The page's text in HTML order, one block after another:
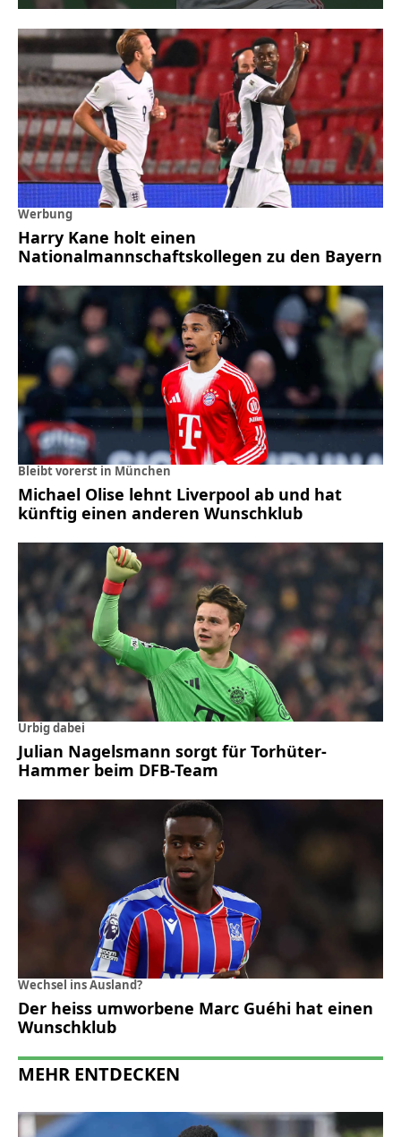
Werbung
Harry Kane holt einen
Nationalmannschaftskollegen zu den Bayern
Bleibt vorerst in München
Michael Olise lehnt Liverpool ab und hat
künftig einen anderen Wunschklub
Urbig dabei
Julian Nagelsmann sorgt für Torhüter-
Hammer beim DFB-Team
Wechsel ins Ausland?
Der heiss umworbene Marc Guéhi hat einen
Wunschklub
MEHR ENTDECKEN